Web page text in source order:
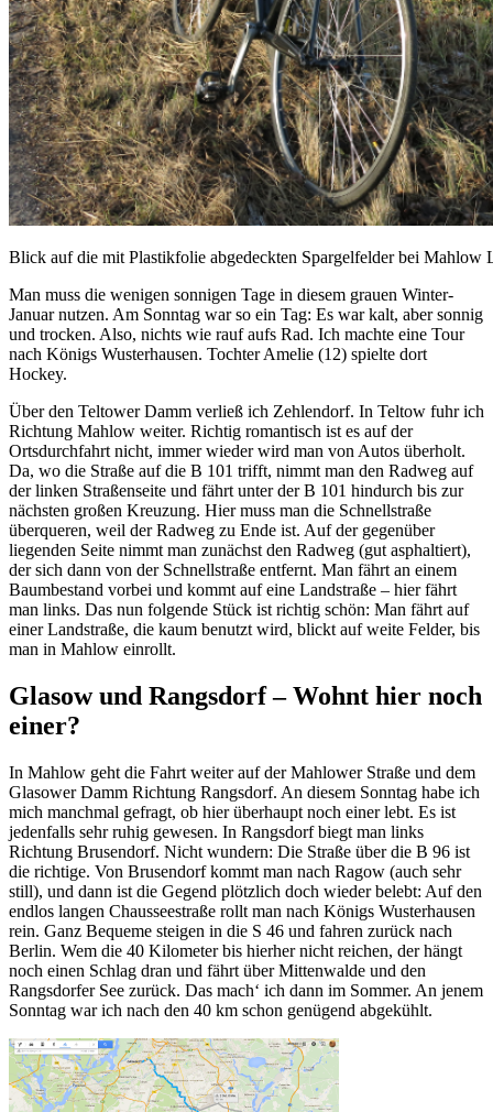
Blick auf die mit Plastikfolie abgedeckten Spargelfelder bei Mahlow
Man muss die wenigen sonnigen Tage in diesem grauen Winter-
Januar nutzen. Am Sonntag war so ein Tag: Es war kalt, aber sonnig
und trocken. Also, nichts wie rauf aufs Rad. Ich machte eine Tour
nach Königs Wusterhausen. Tochter Amelie (12) spielte dort
Hockey.
Über den Teltower Damm verließ ich Zehlendorf. In Teltow fuhr ich
Richtung Mahlow weiter. Richtig romantisch ist es auf der
Ortsdurchfahrt nicht, immer wieder wird man von Autos überholt.
Da, wo die Straße auf die B 101 trifft, nimmt man den Radweg auf
der linken Straßenseite und fährt unter der B 101 hindurch bis zur
nächsten großen Kreuzung. Hier muss man die Schnellstraße
überqueren, weil der Radweg zu Ende ist. Auf der gegenüber
liegenden Seite nimmt man zunächst den Radweg (gut asphaltiert),
der sich dann von der Schnellstraße entfernt. Man fährt an einem
Baumbestand vorbei und kommt auf eine Landstraße – hier fährt
man links. Das nun folgende Stück ist richtig schön: Man fährt auf
einer Landstraße, die kaum benutzt wird, blickt auf weite Felder, bis
man in Mahlow einrollt.
Glasow und Rangsdorf – Wohnt hier noch
einer?
In Mahlow geht die Fahrt weiter auf der Mahlower Straße und dem
Glasower Damm Richtung Rangsdorf. An diesem Sonntag habe ich
mich manchmal gefragt, ob hier überhaupt noch einer lebt. Es ist
jedenfalls sehr ruhig gewesen. In Rangsdorf biegt man links
Richtung Brusendorf. Nicht wundern: Die Straße über die B 96 ist
die richtige. Von Brusendorf kommt man nach Ragow (auch sehr
still), und dann ist die Gegend plötzlich doch wieder belebt: Auf den
endlos langen Chausseestraße rollt man nach Königs Wusterhausen
rein. Ganz Bequeme steigen in die S 46 und fahren zurück nach
Berlin. Wem die 40 Kilometer bis hierher nicht reichen, der hängt
noch einen Schlag dran und fährt über Mittenwalde und den
Rangsdorfer See zurück. Das mach‘ ich dann im Sommer. An jenem
Sonntag war ich nach den 40 km schon genügend abgekühlt.